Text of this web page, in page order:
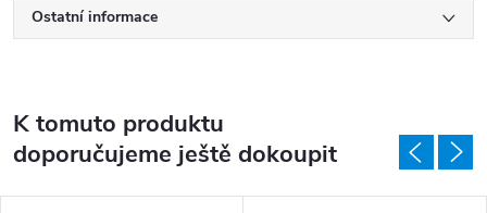
Ostatní informace
K tomuto produktu
doporučujeme ještě dokoupit